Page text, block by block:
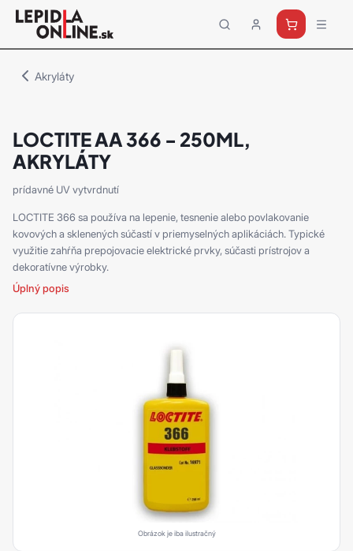
Priemyselné
lepidlá
Akryláty
LOCTITE AA 366 - 250ML,
AKRYLÁTY
prídavné UV vytvrdnutí
LOCTITE 366 sa používa na lepenie, tesnenie alebo povlakovanie
kovových a sklenených súčastí v priemyselných aplikáciách. Typické
využitie zahŕňa prepojovacie elektrické prvky, súčasti prístrojov a
dekoratívne výrobky.
Úplný popis
Obrázok je iba ilustračný